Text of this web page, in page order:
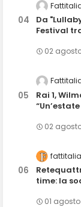
Da
Festival
02
Rai 1,
02
time: la
01 agosto